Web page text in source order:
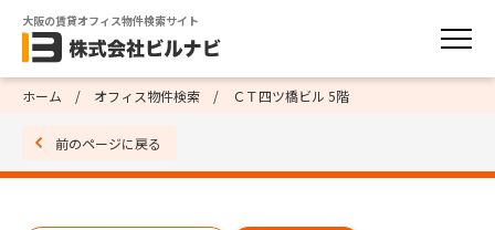
大阪の賃貸オフィス物件検索サイト
ホーム オフィス物件検索 ＣＴ四ツ橋ビル 5階
前のページに戻る